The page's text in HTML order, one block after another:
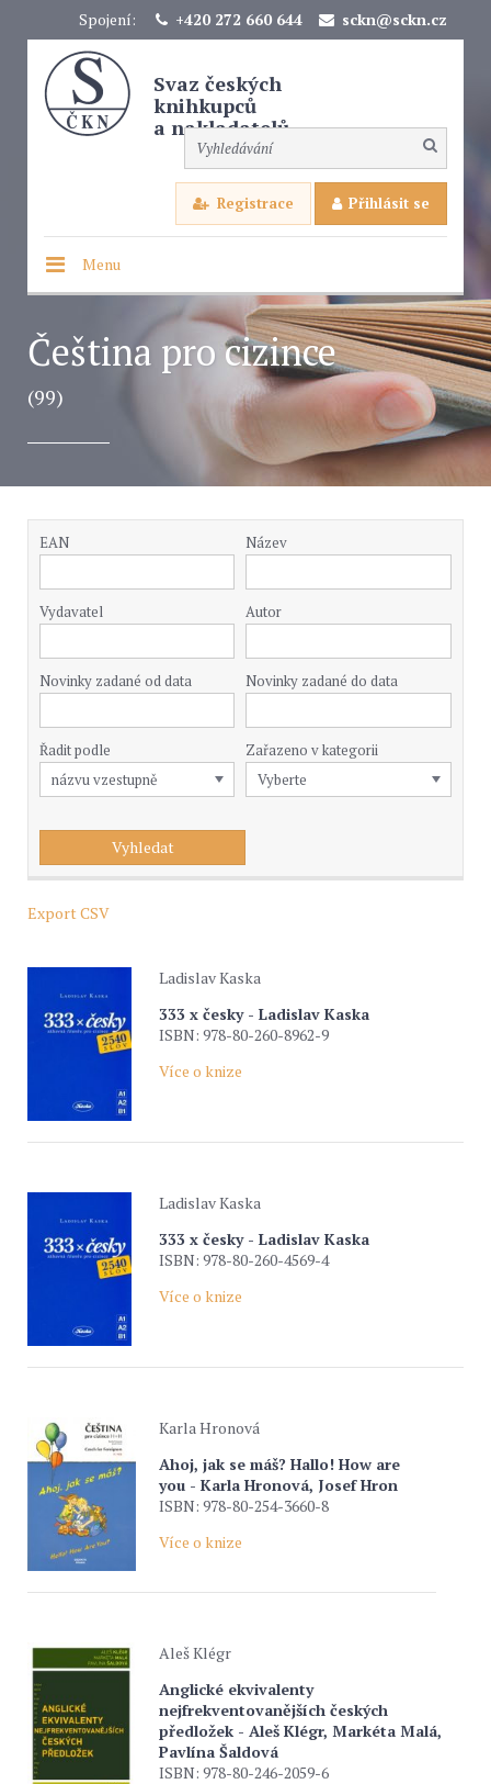
Spojení: +420 272 660 644 sckn@sckn.cz
Svaz českých
knihkupců
a nakladatelů
Registrace Přihlásit se
Menu
Čeština pro cizince
(99)
EAN Název
Vydavatel Autor
Novinky zadané od data Novinky zadané do data
Řadit podle Zařazeno v kategorii
Export CSV
Ladislav Kaska
333 x česky - Ladislav Kaska
ISBN: 978-80-260-8962-9
Více o knize
Ladislav Kaska
333 x česky - Ladislav Kaska
ISBN: 978-80-260-4569-4
Více o knize
Karla Hronová
Ahoj, jak se máš? Hallo! How are
you - Karla Hronová, Josef Hron
ISBN: 978-80-254-3660-8
Více o knize
Aleš Klégr
Anglické ekvivalenty
nejfrekventovanějších českých
předložek - Aleš Klégr, Markéta Malá,
Pavlína Šaldová
ISBN: 978-80-246-2059-6